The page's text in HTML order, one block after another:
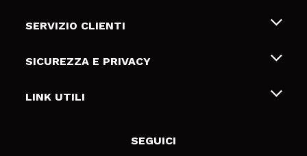
Chi siamo
Gift Cards
SERVIZIO CLIENTI
Spedizioni & Resi
Metodi di pagamamento
SICUREZZA E PRIVACY
Termini e condizioni
LINK UTILI
SEGUICI